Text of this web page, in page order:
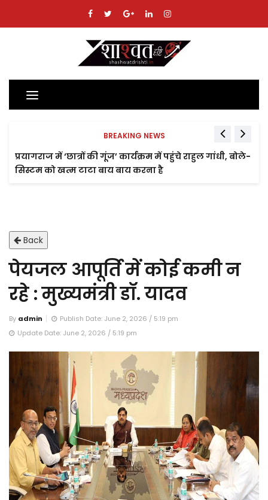
Toggle
navigation
BREAKING NEWS
प्रयागराज में ‘छात्रों की गूंज’ कार्यक्रम में पहुंचे राहुल गांधी, बोले-
सिस्टम को खत्म टाटा बाय बाय करना है
Back
पेयजल आपूर्ति में कोई कमी न
रहे : मुख्यमंत्री डॉ. यादव
By admin
Publish Date: June 2, 2026 / 5:19 pm
Update Date: June 2, 2026 / 5:19 pm